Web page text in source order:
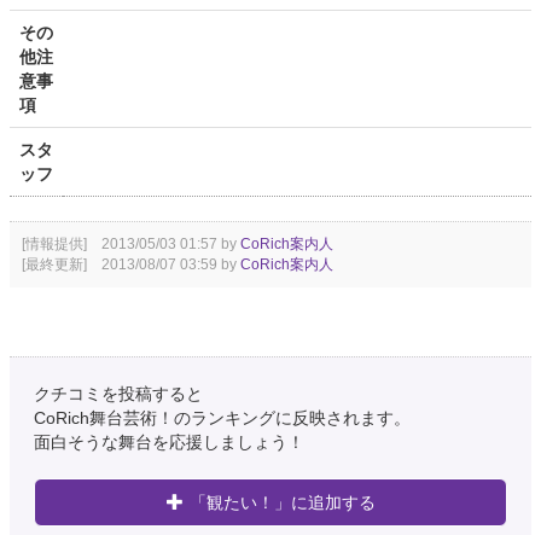
その
他注
意事
項
スタ
ッフ
[情報提供] 2013/05/03 01:57 by CoRich案内人
[最終更新] 2013/08/07 03:59 by CoRich案内人
クチコミを投稿すると
CoRich舞台芸術！のランキングに反映されます。
面白そうな舞台を応援しましょう！
「観たい！」に追加する